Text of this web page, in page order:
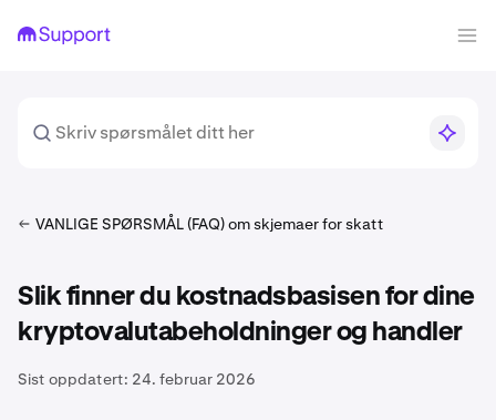
VANLIGE SPØRSMÅL (FAQ) om skjemaer for skatt
Slik finner du kostnadsbasisen for dine
kryptovalutabeholdninger og handler
Sist oppdatert: 24. februar 2026